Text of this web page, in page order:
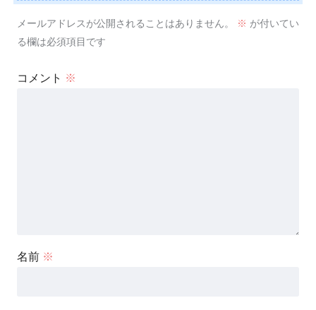
メールアドレスが公開されることはありません。 ※ が付いてい
る欄は必須項目です
コメント ※
名前 ※